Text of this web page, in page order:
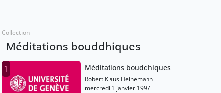
Collection
Méditations bouddhiques
1 Méditations bouddhiques
Robert Klaus Heinemann
mercredi 1 janvier 1997